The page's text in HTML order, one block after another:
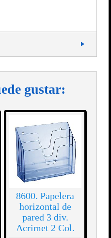
gustar:
8600. Papelera
horizontal de
pared 3 div.
Acrimet 2 Col.